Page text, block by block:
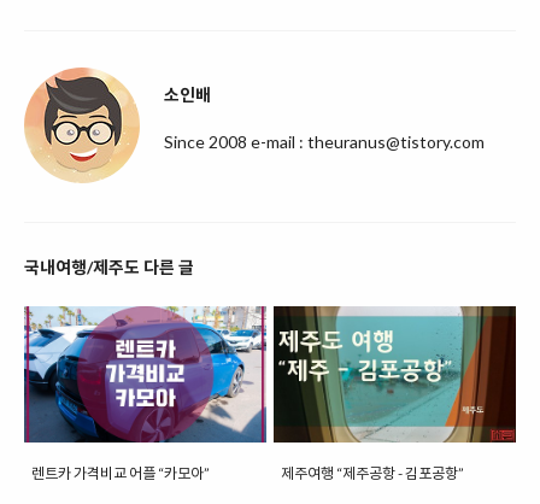
소인배
Since 2008 e-mail : theuranus@tistory.com
국내여행/제주도 다른 글
렌트카 가격비교 어플 “카모아” 제주여행 “제주공항 - 김포공항”